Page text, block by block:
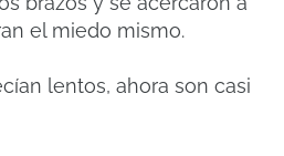
el miedo mismo.
lentos, ahora son casi